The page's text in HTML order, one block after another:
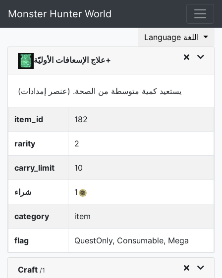
Monster Hunter World
علاج الإسعافات الأوليّة+
يستعيد كمية متوسطة من الصحة. (عنصر إمدادات)
item_id 182
rarity 2
carry_limit 10
شراء 1
category item
flag QuestOnly, Consumable, Mega
Craft /1